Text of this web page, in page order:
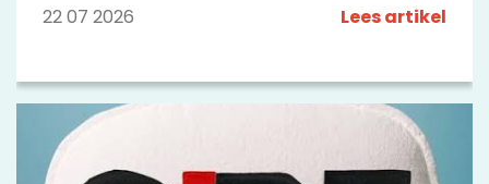
beoordeeld alsof het sterrenrestaurants zijn en
wat de omroepen online maken.
22 07 2026 Lees artikel